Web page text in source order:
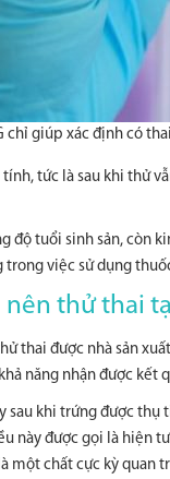
chỉ giúp xác định có
tức là sau khi thử
độ tuổi sinh sản, còn
trong việc sử dụng
nên thử thai
thai được nhà sản
năng nhận được
sau khi trứng được
này được gọi là hiện
một chất cực kỳ